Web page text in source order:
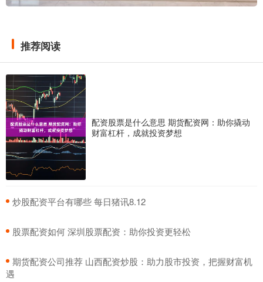
推荐阅读
配资股票是什么意思 期货配资网：助你撬动
财富杠杆，成就投资梦想
​炒股配资平台有哪些 每日猪讯8.12
​股票配资如何 深圳股票配资：助你投资更轻松
​期货配资公司推荐 山西配资炒股：助力股市投资，把握财富机
遇